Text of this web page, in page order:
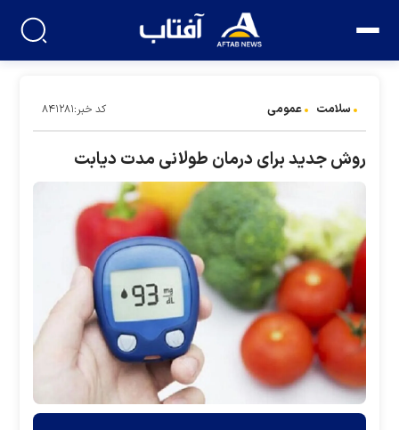
سلامت عمومی کد خبر:۸۴۱۲۸۱
روش جدید برای درمان طولانی مدت دیابت